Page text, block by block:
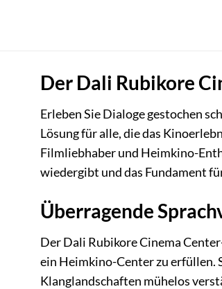
Der Dali Rubikore
Erleben Sie Dialoge gestochen
Lösung für alle, die das
Filmliebhaber und Heimkino-
wiedergibt und das Fundament
Überragende
Der Dali Rubikore Cinema
ein Heimkino-Center zu erfüllen.
Klanglandschaften mühelos